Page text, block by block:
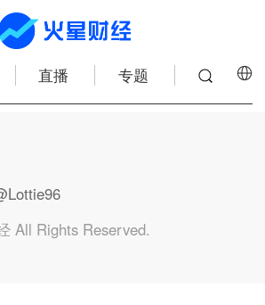
直播 专题
All Rights Reserved.